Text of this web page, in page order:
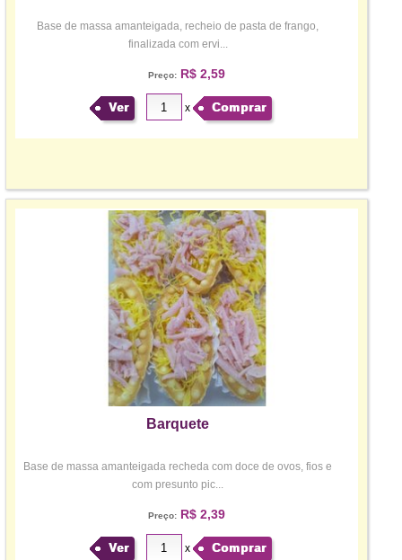
Base de massa amanteigada, recheio de pasta de frango,
finalizada com ervi...
Preço:R$ 2,59
Ver x Comprar
Barquete
Base de massa amanteigada recheda com doce de ovos, fios e
com presunto pic...
Preço:R$ 2,39
Ver x Comprar